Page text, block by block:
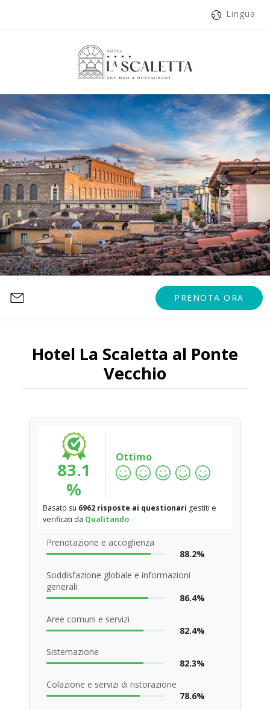
Lingua
PRENOTA ORA
Hotel La Scaletta al Ponte
Vecchio
83.1
%
Ottimo
Basato su 6962 risposte ai questionari gestiti e
verificati da Qualitando
Prenotazione e accoglienza
88.2%
Soddisfazione globale e informazioni
generali
86.4%
Aree comuni e servizi
82.4%
Sistemazione
82.3%
Colazione e servizi di ristorazione
78.6%